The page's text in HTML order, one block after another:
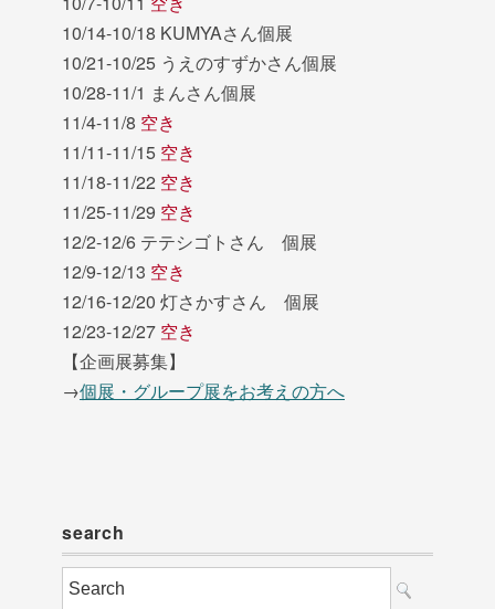
10/14-10/18 KUMYAさん個展
10/21-10/25 うえのすずかさん個展
10/28-11/1 まんさん個展
11/4-11/8 空き
11/11-11/15 空き
11/18-11/22 空き
11/25-11/29 空き
12/2-12/6 テテシゴトさん 個展
12/9-12/13 空き
12/16-12/20 灯さかすさん 個展
12/23-12/27 空き
【企画展募集】
→個展・グループ展をお考えの方へ
search